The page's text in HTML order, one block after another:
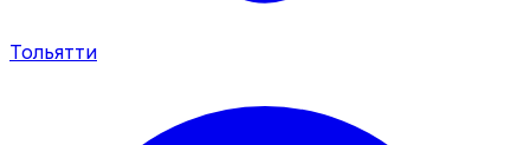
Тольятти